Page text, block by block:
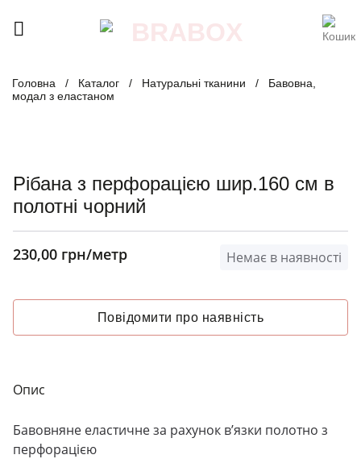
Головна / Каталог / Натуральні тканини /
Бавовна,
модал з еластаном
Рібана з перфорацією шир.160 см в
полотні чорний
230,00 грн/метр Немає в наявності
Опис
Бавовняне еластичне за рахунок в’язки полотно з
перфорацією